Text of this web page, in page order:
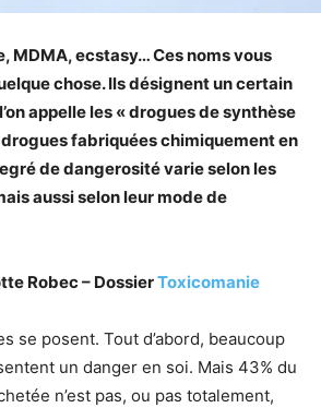
MDMA, ecstasy… Ces noms vous
chose. Ils désignent un certain
appelle les « drogues de synthèse
fabriquées chimiquement en
de dangerosité varie selon les
aussi selon leur mode de
Robec – DossierToxicomanie
se posent. Tout d’abord, beaucoup
un danger en soi. Mais 43% du
n’est pas, ou pas totalement,